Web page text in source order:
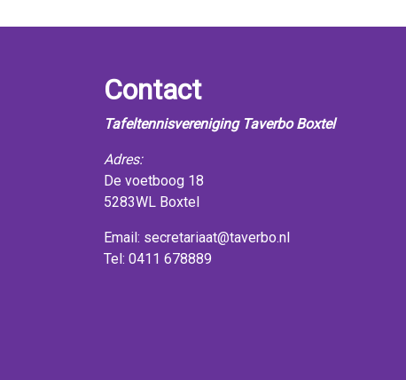
Contact
Tafeltennisvereniging Taverbo Boxtel
Adres:
De voetboog 18
5283WL Boxtel
Email: secretariaat@taverbo.nl
Tel: 0411 678889